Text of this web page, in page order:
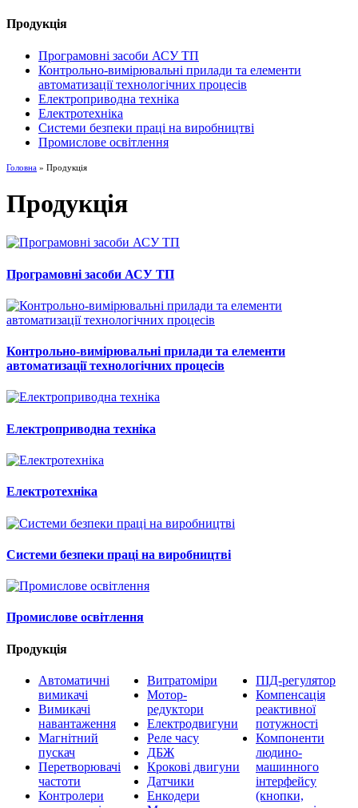
Продукція
Програмовні засоби АСУ ТП
Контрольно-вимірювальні прилади та елементи
автоматизації технологічних процесів
Електроприводна техніка
Електротехніка
Системи безпеки праці на виробництві
Промислове освітлення
Головна » Продукція
Продукція
Програмовні засоби АСУ ТП
Контрольно-вимірювальні прилади та елементи
автоматизації технологічних процесів
Електроприводна техніка
Електротехніка
Системи безпеки праці на виробництві
Промислове освітлення
Продукція
Автоматичні
вимикачі
Вимикачі
навантаження
Магнітний
пускач
Перетворювачі
частоти
Контролери
Витратоміри
Мотор-
редуктори
Електродвигуни
Реле часу
ДБЖ
Крокові двигуни
Датчики
Енкодери
ПІД-регулятор
Компенсація
реактивної
потужності
Компоненти
людино-
машинного
інтерфейсу
(кнопки,